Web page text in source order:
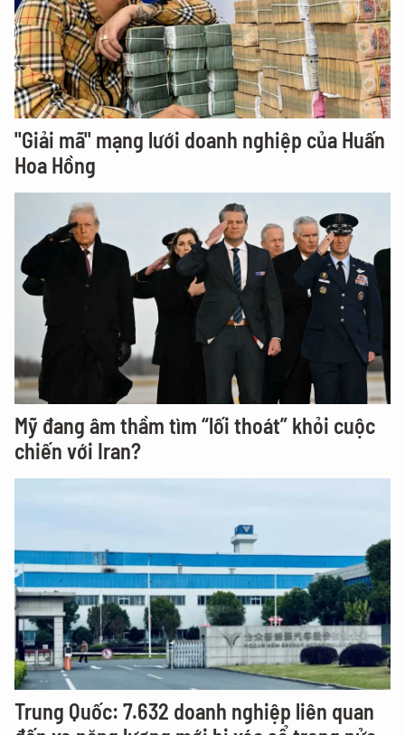
"Giải mã" mạng lưới doanh nghiệp của Huấn
Hoa Hồng
Mỹ đang âm thầm tìm “lối thoát” khỏi cuộc
chiến với Iran?
Trung Quốc: 7.632 doanh nghiệp liên quan